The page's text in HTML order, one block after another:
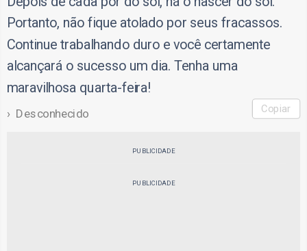
Portanto, não fique atolado por seus fracassos.
Continue trabalhando duro e você certamente
alcançará o sucesso um dia. Tenha uma
maravilhosa quarta-feira!
Desconhecido Copiar
PUBLICIDADE
PUBLICIDADE